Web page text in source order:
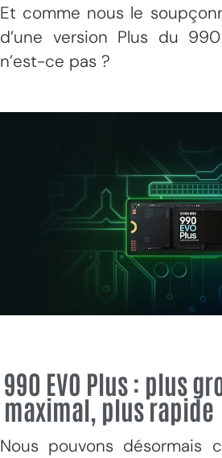
Et comme nous le
d’une version Plus du
n’est-ce pas ?
990 EVO Plus : plus
maximal, plus rapide
Nous pouvons désormais